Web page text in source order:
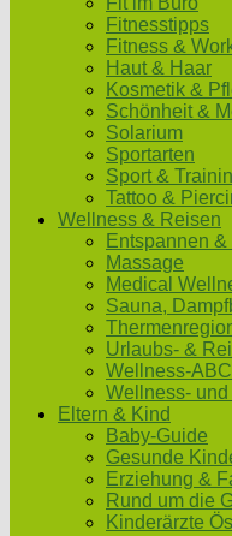
Fitnesstipps
Fitness &
Haut & Haar
Kosmetik &
Schönheit &
Solarium
Sportarten
Sport &
Tattoo &
Wellness & Reisen
Entspannen
Massage
Medical
Sauna,
Urlaubs- &
Wellness-ABC
Wellness-
Eltern & Kind
Baby-Guide
Gesunde
Erziehung &
Rund um die
Kinderärzte